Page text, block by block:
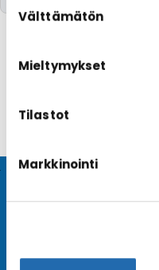
evästeasetuksiesi
valinta
Välttämätön
Mieltymykset
Tilastot
Markkinointi